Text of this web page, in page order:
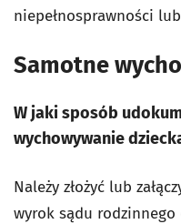
niepełnosprawności
Samotne
W jaki sposób
wychowywanie
Należy złożyć lub
wyrok sądu